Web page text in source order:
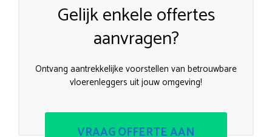
Gelijk enkele offertes
aanvragen?
Ontvang aantrekkelijke voorstellen van betrouwbare
vloerenleggers uit jouw omgeving!
VRAAG OFFERTE AAN